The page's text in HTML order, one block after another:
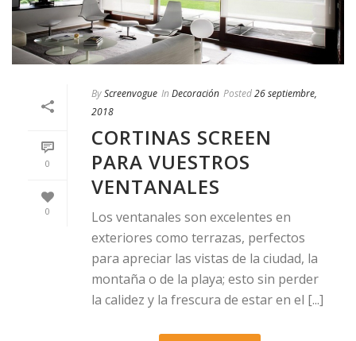
0
0
ByScreenvogue In Decoración Posted26 septiembre,
2018
CORTINAS SCREEN
PARA VUESTROS
VENTANALES
Los ventanales son excelentes en
exteriores como terrazas, perfectos
para apreciar las vistas de la ciudad, la
montaña o de la playa; esto sin perder
la calidez y la frescura de estar en el [...]